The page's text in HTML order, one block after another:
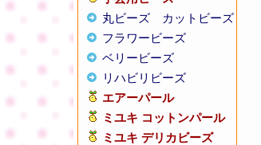
丸ビーズ
カットビーズ
フラワービーズ
ベリービーズ
リハビリビーズ
エアーパール
ミユキ コットンパール
ミユキ デリカビーズ